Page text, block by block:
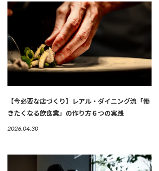
【今必要な店づくり】レアル・ダイニング流「働
きたくなる飲食業」の作り方６つの実践
2026.04.30